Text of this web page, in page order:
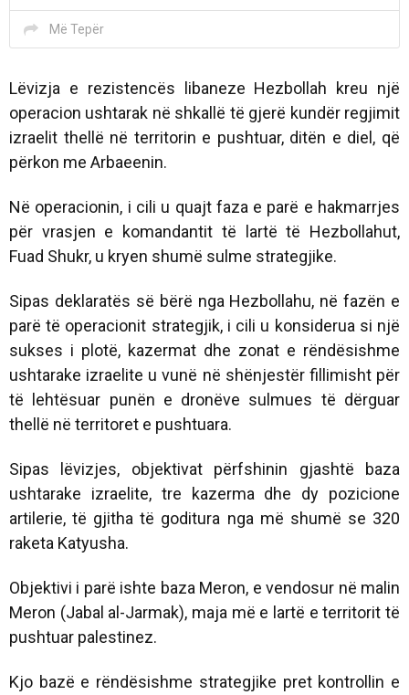
Më Tepër
Lëvizja e rezistencës libaneze Hezbollah kreu një
operacion ushtarak në shkallë të gjerë kundër regjimit
izraelit thellë në territorin e pushtuar, ditën e diel, që
përkon me Arbaeenin.
Në operacionin, i cili u quajt faza e parë e hakmarrjes
për vrasjen e komandantit të lartë të Hezbollahut,
Fuad Shukr, u kryen shumë sulme strategjike.
Sipas deklaratës së bërë nga Hezbollahu, në fazën e
parë të operacionit strategjik, i cili u konsiderua si një
sukses i plotë, kazermat dhe zonat e rëndësishme
ushtarake izraelite u vunë në shënjestër fillimisht për
të lehtësuar punën e dronëve sulmues të dërguar
thellë në territoret e pushtuara.
Sipas lëvizjes, objektivat përfshinin gjashtë baza
ushtarake izraelite, tre kazerma dhe dy pozicione
artilerie, të gjitha të goditura nga më shumë se 320
raketa Katyusha.
Objektivi i parë ishte baza Meron, e vendosur në malin
Meron (Jabal al-Jarmak), maja më e lartë e territorit të
pushtuar palestinez.
Kjo bazë e rëndësishme strategjike pret kontrollin e